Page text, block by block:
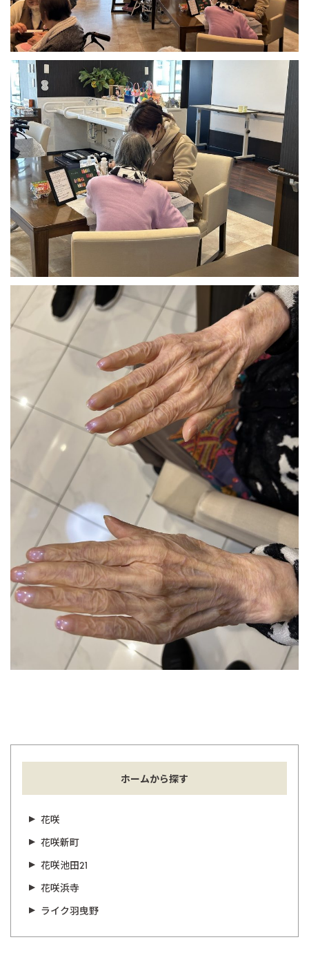
ホームから探す
花咲
花咲新町
花咲池田21
花咲浜寺
ライク羽曳野